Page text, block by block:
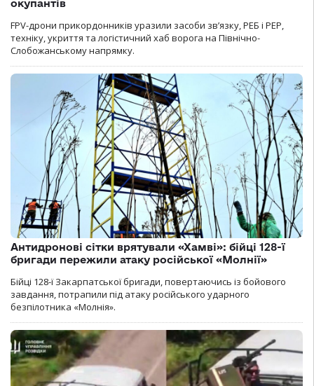
окупантів
FPV-дрони прикордонників уразили засоби зв’язку, РЕБ і РЕР,
техніку, укриття та логістичний хаб ворога на Північно-
Слобожанському напрямку.
Антидронові сітки врятували «Хамві»: бійці 128-ї
бригади пережили атаку російської «Молнії»
Бійці 128-ї Закарпатської бригади, повертаючись із бойового
завдання, потрапили під атаку російського ударного
безпілотника «Молнія».